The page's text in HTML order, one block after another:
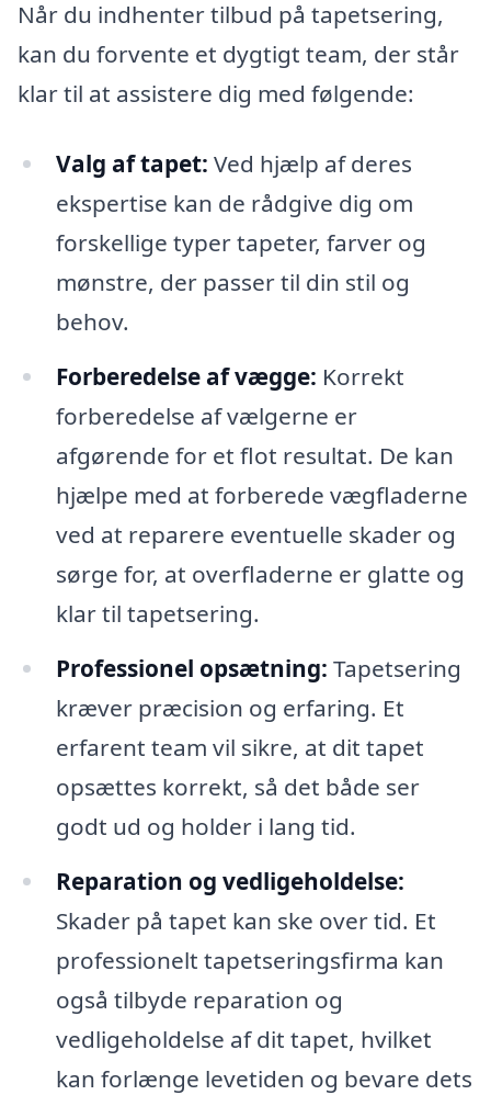
Når du indhenter tilbud på tapetsering,
kan du forvente et dygtigt team, der står
klar til at assistere dig med følgende:
Valg af tapet: Ved hjælp af deres
ekspertise kan de rådgive dig om
forskellige typer tapeter, farver og
mønstre, der passer til din stil og
behov.
Forberedelse af vægge: Korrekt
forberedelse af vælgerne er
afgørende for et flot resultat. De kan
hjælpe med at forberede vægfladerne
ved at reparere eventuelle skader og
sørge for, at overfladerne er glatte og
klar til tapetsering.
Professionel opsætning: Tapetsering
kræver præcision og erfaring. Et
erfarent team vil sikre, at dit tapet
opsættes korrekt, så det både ser
godt ud og holder i lang tid.
Reparation og vedligeholdelse:
Skader på tapet kan ske over tid. Et
professionelt tapetseringsfirma kan
også tilbyde reparation og
vedligeholdelse af dit tapet, hvilket
kan forlænge levetiden og bevare dets